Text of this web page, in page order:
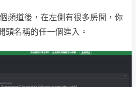
頻道後，在左側有很多房間，你
頭名稱的任一個進入。